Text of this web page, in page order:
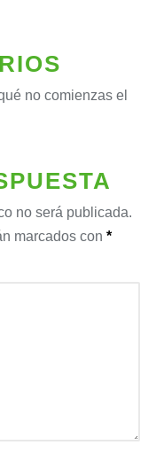
no comienzas el
no será publicada.
marcados con *